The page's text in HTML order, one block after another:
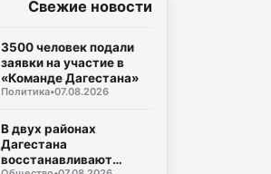
Свежие новости
3500 человек подали
заявки на участие в
«Команде Дагестана»
Политика•07.08.2026
В двух районах
Дагестана
восстанавливают